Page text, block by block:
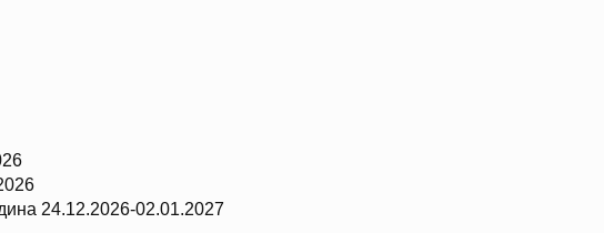
24.12.2026-02.01.2027